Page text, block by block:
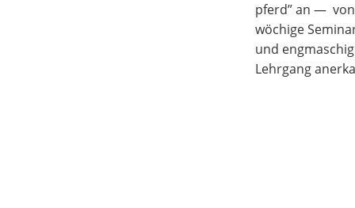
pferd” an — von
wöchi­ge
und
Lehr­gang